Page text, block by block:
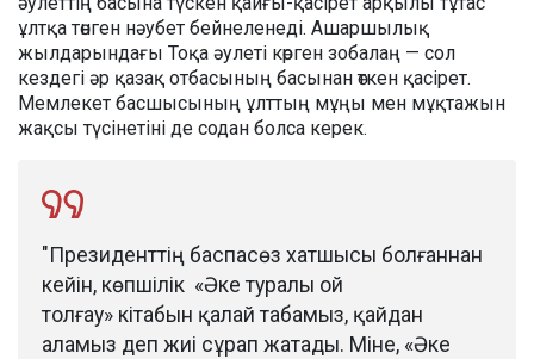
ұлтқа төнген нәубет бейнеленеді. Ашаршылық
жылдарындағы Тоқа әулеті көрген зобалаң — сол
кездегі әр қазақ отбасының басынан өткен қасірет.
Мемлекет басшысының ұлттың мұңы мен мұқтажын
жақсы түсінетіні де содан болса керек.
"Президенттің баспасөз хатшысы болғаннан
кейін, көпшілік «Әке туралы ой
толғау» кітабын қалай табамыз, қайдан
аламыз деп жиі сұрап жатады. Міне, «Әке